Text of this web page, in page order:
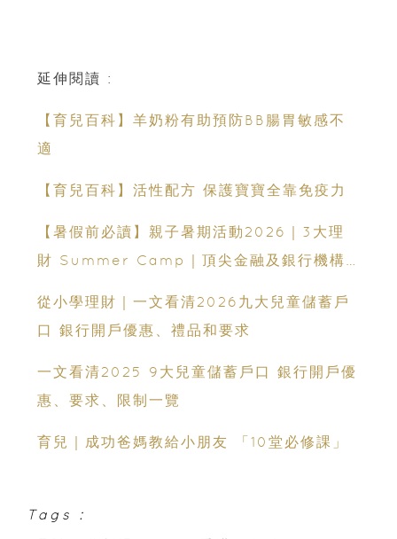
延伸閱讀 :
【育兒百科】羊奶粉有助預防BB腸胃敏感不
適
【育兒百科】活性配方 保護寶寶全靠免疫力
【暑假前必讀】親子暑期活動2026｜3大理
財 Summer Camp｜頂尖金融及銀行機構
從小學理財｜一文看清2026九大兒童儲蓄戶
口 銀行開戶優惠、禮品和要求
一文看清2025 9大兒童儲蓄戶口 銀行開戶優
惠、要求、限制一覽
育兒｜成功爸媽教給小朋友 「10堂必修課」
Tags :